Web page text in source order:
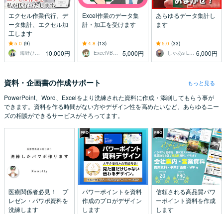
エクセル作業代行、デ
ータ集計、エクセル加
工します
5.0 (9)
海野ひろし｜中小企業、個人の業務改善専門
10,000円
Excel作業のデータ集
計・加工を受けます
4.8 (13)
ExcelVBA匠
5,000円
あらゆるデータ集計し
ます
5.0 (33)
しゃあs Labo
6,000円
資料・企画書の作成サポート もっと見る
PowerPoint、Word、Excelをより洗練された資料に作成・添削してもらう事が
できます。資料を作る時間がない方やデザイン性を高めたいなど、あらゆるニー
ズの相談ができるサービスがそろってます。
医療関係者必見！ プ
レゼン・パワポ資料を
洗練します
パワーポイントを資料
作成のプロがデザイン
します
信頼される高品質パワ
ーポイント資料を作成
します